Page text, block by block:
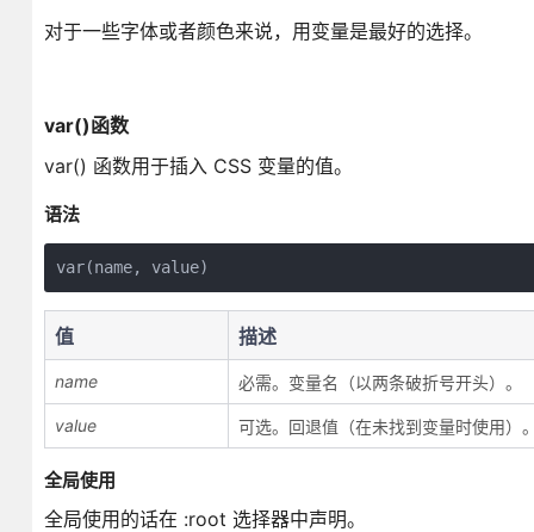
对于一些字体或者颜色来说，用变量是最好的选择。
var()函数
var() 函数用于插入 CSS 变量的值。
语法
var(name, value)
值 描述
name 必需。变量名（以两条破折号开头）。
value 可选。回退值（在未找到变量时使用）
全局使用
全局使用的话在 :root 选择器中声明。